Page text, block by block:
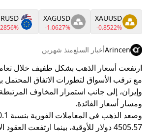
XAUUSD
-0.8522%
XAGUSD
-1.0627%
Arincenأخبار السلعمنذ شهرين
ارتفعت أسعار الذهب بشكل طفيف خلال
مع ترقب الأسواق لتطورات الاتفاق المحتمل
وإيران، إلى جانب استمرار المخاوف
ومسار أسعار الفائدة.
4505.57 دولار للأوقية، بينما ارتفعت